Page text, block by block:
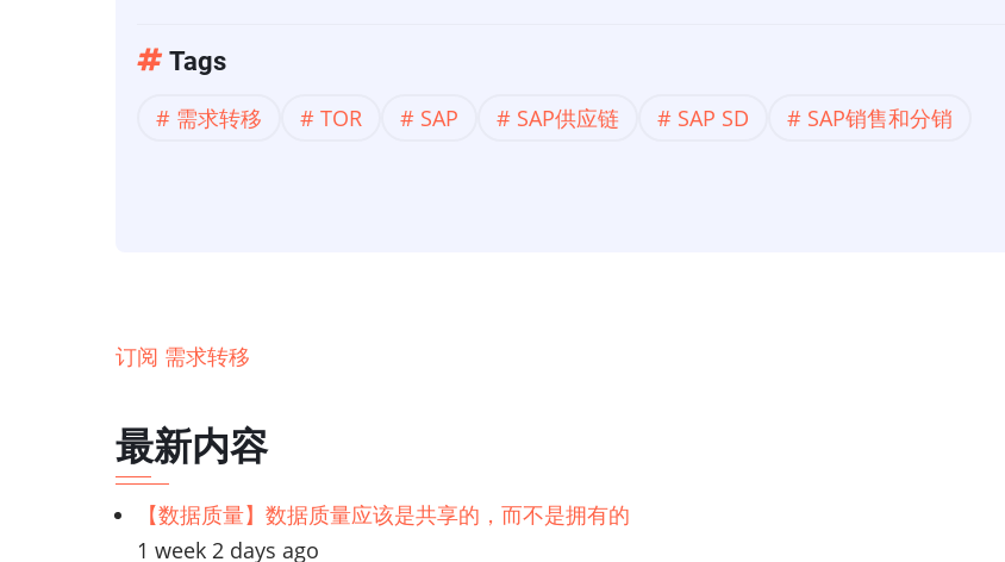
【SAP
应
步
骤
置
求
转
Tags
需求转移 TOR SAP SAP供应链 SAP SD SAP销售和分销
订阅 需求转移
最新内容
【数据质量】数据质量应该是共享的，而不是拥有的
1 week 2 days ago